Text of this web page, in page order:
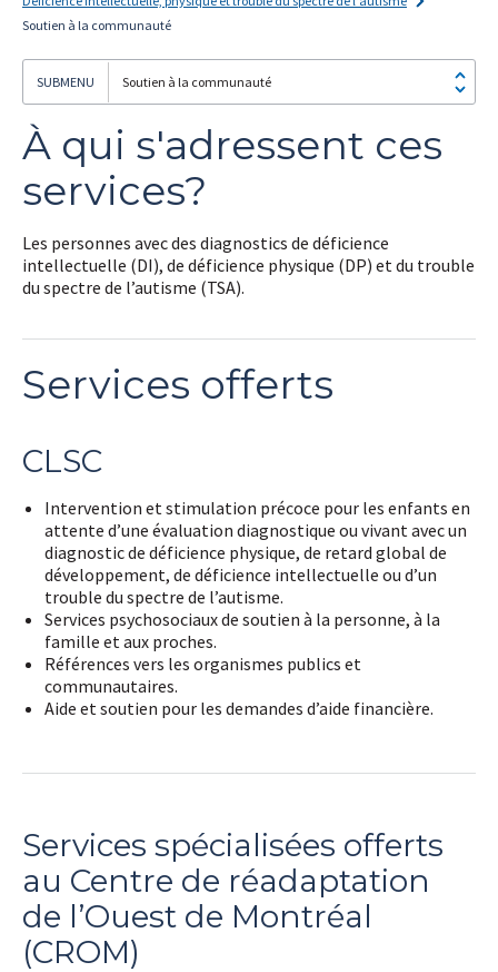
Soutien à la communauté
Soutien à la communauté
À qui s'adressent ces
services?
Les personnes avec des diagnostics de déficience
intellectuelle (DI), de déficience physique (DP) et du trouble
du spectre de l’autisme (TSA).
Services offerts
CLSC
Intervention et stimulation précoce pour les enfants en
attente d’une évaluation diagnostique ou vivant avec un
diagnostic de déficience physique, de retard global de
développement, de déficience intellectuelle ou d’un
trouble du spectre de l’autisme.
Services psychosociaux de soutien à la personne, à la
famille et aux proches.
Références vers les organismes publics et
communautaires.
Aide et soutien pour les demandes d’aide financière.
Services spécialisées offerts
au Centre de réadaptation
de l’Ouest de Montréal
(CROM)
m'abonne!